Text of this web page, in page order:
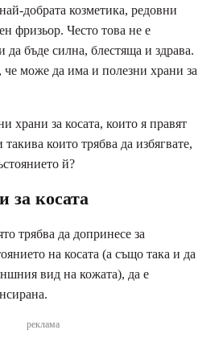
добрата козметика, редовни
фризьор. Често това не е
да бъде силна, блестяща и здрава.
че може да има и полезни храни за
храни за косата, които я правят
които трябва да избягвате,
й?
за косата
трябва да допринесе за
на косата (а също така и да
вид на кожата), да е
реклама